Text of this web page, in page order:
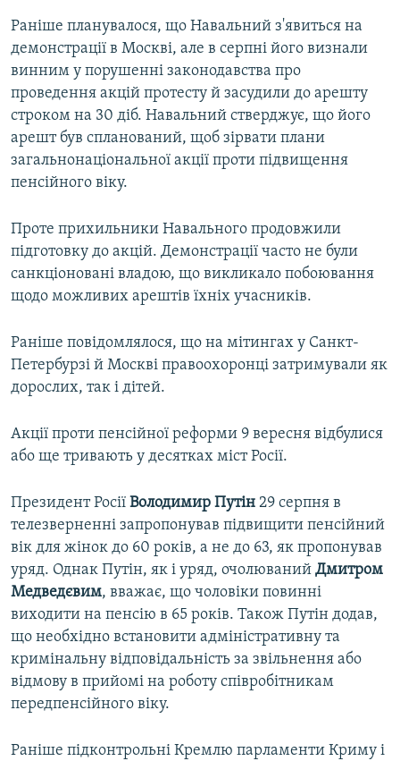
Раніше планувалося, що Навальний з'явиться на
демонстрації в Москві, але в серпні його визнали
винним у порушенні законодавства про
проведення акцій протесту й засудили до арешту
строком на 30 діб. Навальний стверджує, що його
арешт був спланований, щоб зірвати плани
загальнонаціональної акції проти підвищення
пенсійного віку.
Проте прихильники Навального продовжили
підготовку до акцій. Демонстрації часто не були
санкціоновані владою, що викликало побоювання
щодо можливих арештів їхніх учасників.
Раніше повідомлялося, що на мітингах у Санкт-
Петербурзі й Москві правоохоронці затримували як
дорослих, так і дітей.
Акції проти пенсійної реформи 9 вересня відбулися
або ще тривають у десятках міст Росії.
Президент Росії Володимир Путін 29 серпня в
телезверненні запропонував підвищити пенсійний
вік для жінок до 60 років, а не до 63, як пропонував
уряд. Однак Путін, як і уряд, очолюваний Дмитром
Медведєвим, вважає, що чоловіки повинні
виходити на пенсію в 65 років. Також Путін додав,
що необхідно встановити адміністративну та
кримінальну відповідальність за звільнення або
відмову в прийомі на роботу співробітникам
передпенсійного віку.
Раніше підконтрольні Кремлю парламенти Криму і